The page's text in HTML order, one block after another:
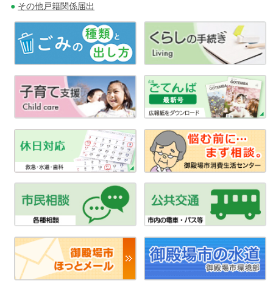
ョ その他戸籍関係届出